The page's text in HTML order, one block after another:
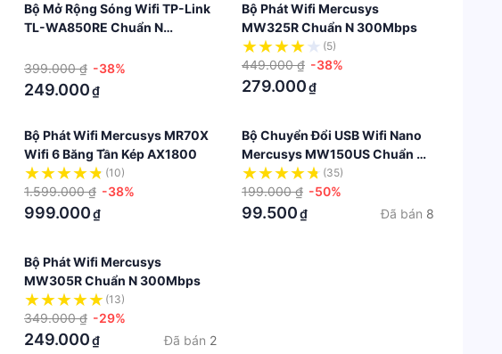
Bộ Mở Rộng Sóng Wifi TP-Link
TL-WA850RE Chuẩn N
399.000 ₫ -38%
249.000₫
Bộ Phát Wifi Mercusys
MW325R Chuẩn N 300Mbps
(5)
449.000 ₫ -38%
279.000₫
Bộ Phát Wifi Mercusys MR70X
Wifi 6 Băng Tần Kép AX1800
(10)
1.599.000 ₫ -38%
999.000₫
Bộ Chuyển Đổi USB Wifi Nano
Mercusys MW150US Chuẩn N
150Mbps
(35)
199.000 ₫ -50%
99.500₫ Đã bán 8
Bộ Phát Wifi Mercusys
MW305R Chuẩn N 300Mbps
(13)
349.000 ₫ -29%
249.000₫ Đã bán 2